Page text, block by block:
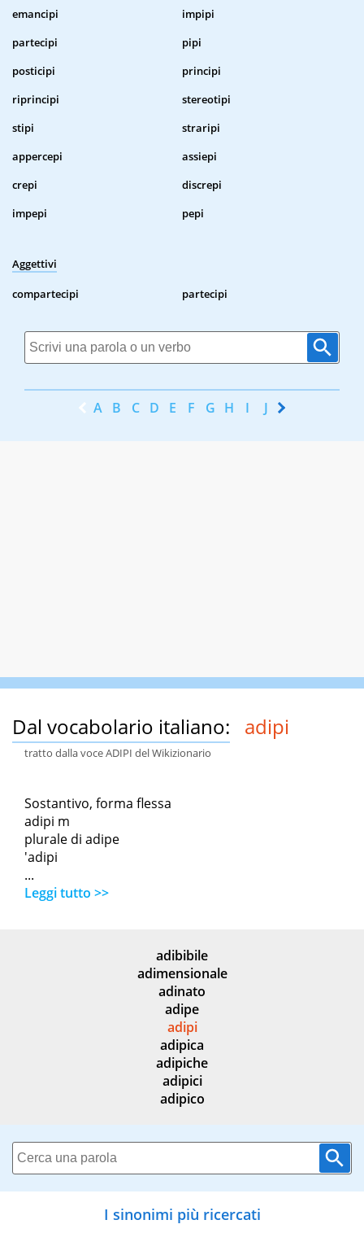
emancipi
impipi
partecipi
pipi
posticipi
principi
riprincipi
stereotipi
stipi
straripi
appercepi
assiepi
crepi
discrepi
impepi
pepi
Aggettivi
compartecipi partecipi
A B C D E F G H I J K
Dal vocabolario italiano: adipi
tratto dalla voce ADIPI del Wikizionario
Sostantivo, forma flessa
adipi m
plurale di adipe
'adipi
...
Leggi tutto >>
adibibile
adimensionale
adinato
adipe
adipi
adipica
adipiche
adipici
adipico
I sinonimi più ricercati